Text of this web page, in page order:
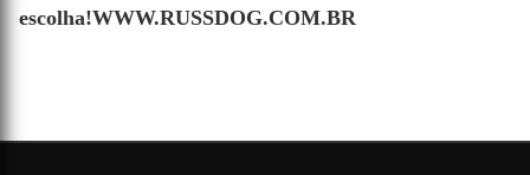
escolha!WWW.RUSSDOG.COM.BR